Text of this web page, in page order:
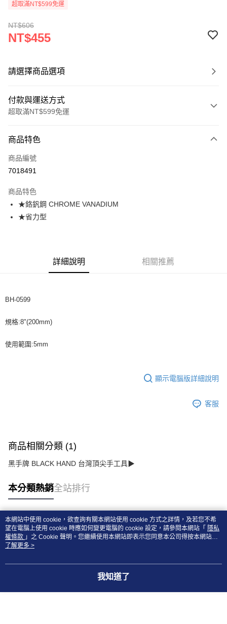
超取滿NT$599免運
NT$606
NT$455
請選擇商品選項
付款與運送方式
超取滿NT$599免運
信用卡一次付款
超商取貨付款
運送方式
付款後全家取貨
每筆NT$60，滿NT$599(含以上)免運費
每筆NT$60，滿NT$599(含以上)免運費
付款後7-11取貨
商品特色
商品編號
7018491
商品特色
★鉻釩鋼 CHROME VANADIUM
★省力型
詳細說明 相關推薦
BH-0599
規格:8"(200mm)
使用範圍:5mm
顯示電腦版詳細說明
客服
商品相關分類 (1)
黑手牌 BLACK HAND 台灣頂尖手工具▶
本分類熱銷全站排行
熱門標籤
本網站中使用 cookie，欲查詢有關本網站使用 cookie 方式之詳情，及若您不希
望在電腦上使用 cookie 時應如何變更電腦的 cookie 設定，請參閱本網站「 隱私
權條款 」之 Cookie 聲明。您繼續使用本網站即表示您同意本公司得按本網站使
用條款之 Cookie 聲明使用 cookie。
了解更多 >
我知道了